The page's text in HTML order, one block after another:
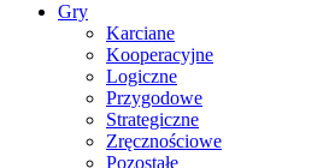
Gry
Karciane
Kooperacyjne
Logiczne
Przygodowe
Strategiczne
Zręcznościowe
Pozostałe